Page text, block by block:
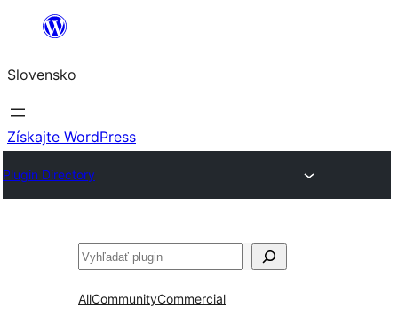
Prejsť
obsah
Slovensko
Získajte WordPress
Plugin Directory
Hľadať
AllCommunityCommercial